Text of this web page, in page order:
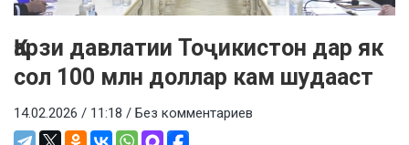
Қарзи давлатии Тоҷикистон дар як
сол 100 млн доллар кам шудааст
14.02.2026 / 11:18 / Без комментариев